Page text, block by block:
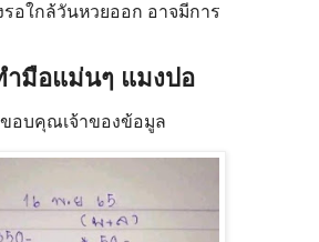
อใกล้วันหวยออก อาจมีการ
ำมือแม่นๆ แมงปอ
อบคุณเจ้าของข้อมูล